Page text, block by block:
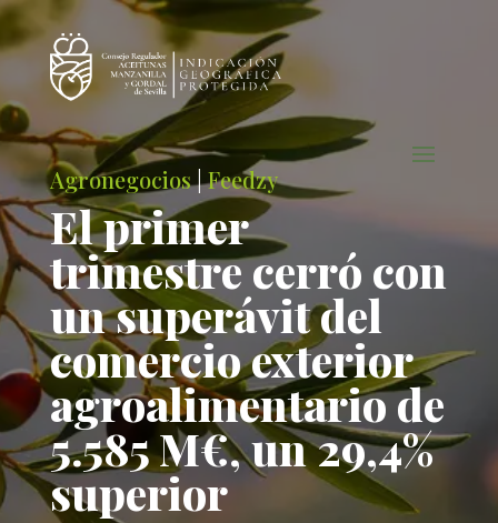
Agronegocios|Feedzy
El primer
trimestre cerró con
un superávit del
comercio exterior
agroalimentario de
5.585 M€, un 29,4%
superior